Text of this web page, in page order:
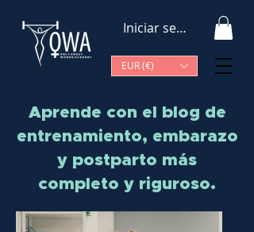
EUR (€)
Iniciar sesión
Aprende con el blog de
entrenamiento, embarazo
y postparto más
completo y riguroso.